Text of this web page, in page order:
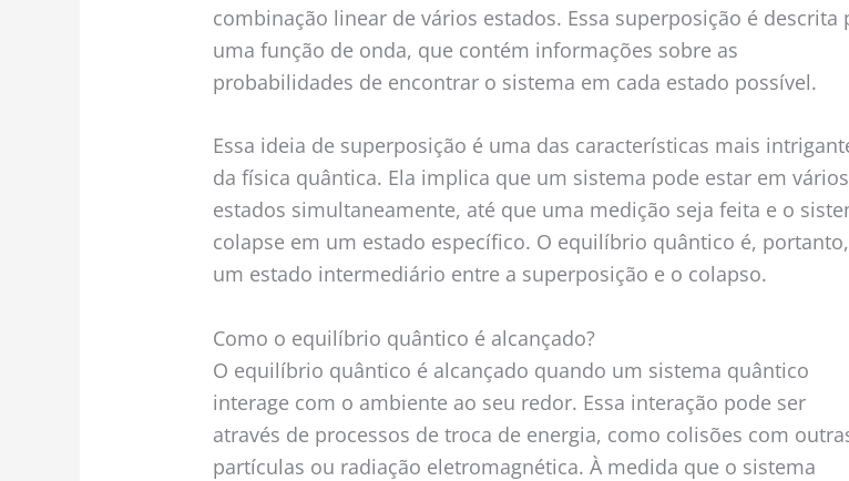
combinação linear de vários estados. Essa superposição é descrita
uma função de onda, que contém informações sobre as
probabilidades de encontrar o sistema em cada estado possível.
Essa ideia de superposição é uma das características mais
da física quântica. Ela implica que um sistema pode estar em vários
estados simultaneamente, até que uma medição seja feita e o
colapse em um estado específico. O equilíbrio quântico é, portanto,
um estado intermediário entre a superposição e o colapso.
Como o equilíbrio quântico é alcançado?
O equilíbrio quântico é alcançado quando um sistema quântico
interage com o ambiente ao seu redor. Essa interação pode ser
através de processos de troca de energia, como colisões com
partículas ou radiação eletromagnética. À medida que o sistema